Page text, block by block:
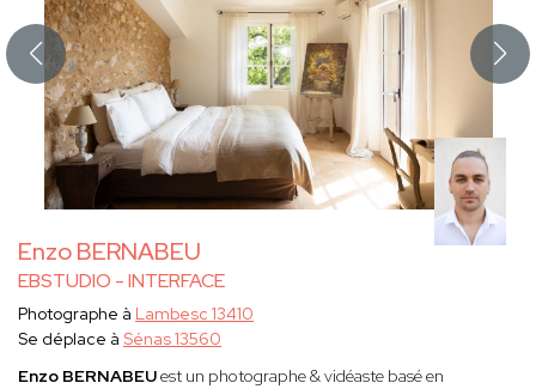
Enzo BERNABEU
EBSTUDIO - INTERFACE
Photographe à Lambesc 13410
Se déplace à Sénas 13560
Enzo BERNABEUest un photographe & vidéaste basé en